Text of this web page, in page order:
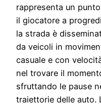
rappresenta un
il giocatore a
la strada è
da veicoli in
casuale e con
nel trovare il
sfruttando le pause
traiettorie delle auto.